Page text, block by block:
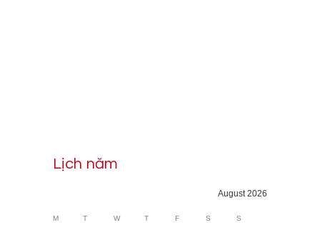
Lịch năm
August 2026
M T W T F S S